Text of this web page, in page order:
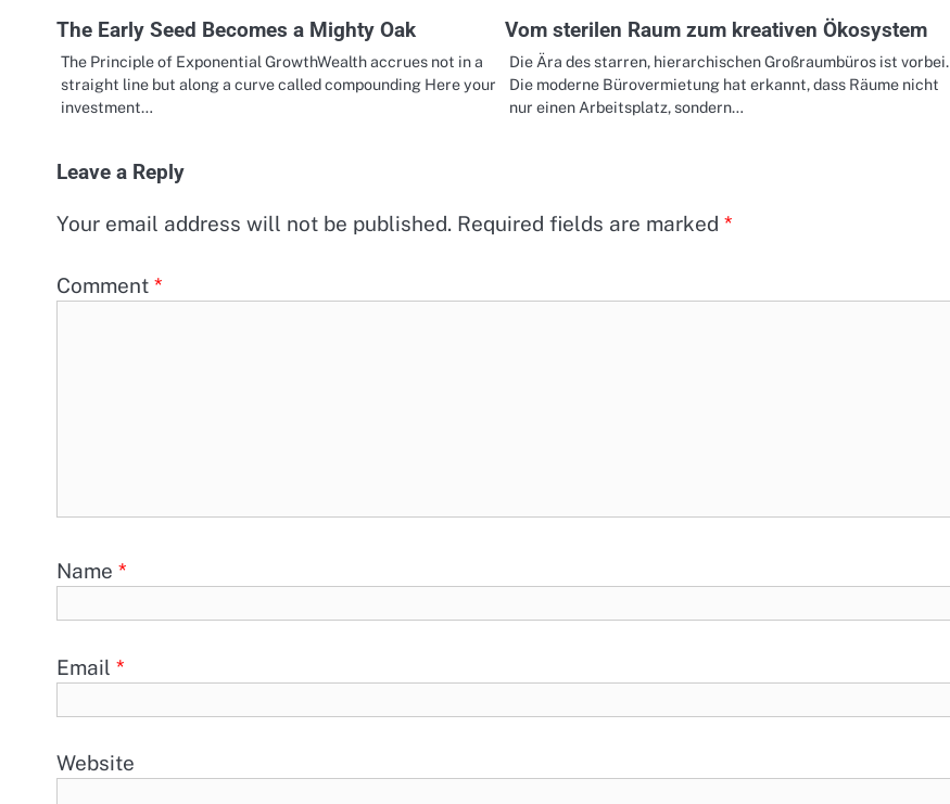
The Early Seed Becomes a Mighty Oak
The Principle of Exponential GrowthWealth accrues not in a
straight line but along a curve called compounding Here your
investment…
Vom sterilen Raum zum kreativen Ökosystem
Die Ära des starren, hierarchischen Großraumbüros ist vorbei.
Die moderne Bürovermietung hat erkannt, dass Räume nicht
nur einen Arbeitsplatz, sondern…
Leave a Reply
Your email address will not be published. Required fields are marked *
Comment *
Name *
Email *
Website